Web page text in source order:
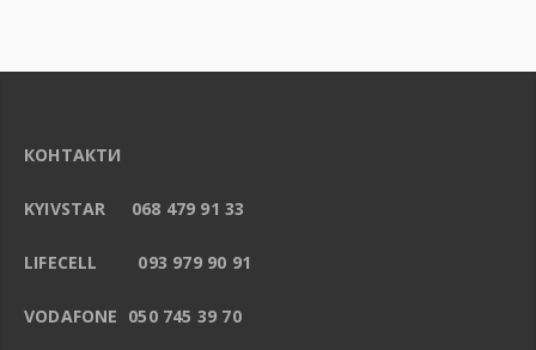
КОНТАКТИ
KYIVSTAR 068 479 91 33
LIFECELL 093 979 90 91
VODAFONE 050 745 39 70